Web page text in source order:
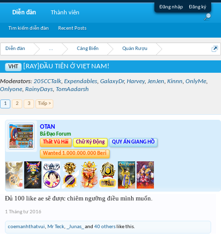
Đăng nhập Đăng ký
Diễn đàn ... Cảng Biển Quán Rượu
VHT [RAY]ĐẦU TIÊN Ở VIỆT NAM!
Moderators: 205CCTalk, Expendables, GalaxyDr, Harvey, JenJen, Kinnn, OnlyMe,
Onlyone, RainyDays, TomAadarsh
1 2 3 Tiếp >
OTAN
Bá Đạo Forum
Thất Vũ Hải
Chữ Ký Động QUY ẨN GIANG HỒ
Wanted 1.000.000.000 Beri
Đủ 100 like ae sẽ được chiêm ngưỡng điều mình muốn.
1 Tháng tư 2016
coemanhthatvui, Mr Teck, _Junas_ and 40 others like this.
Diễn đàn
Tìm kiếm diễn đàn Recent Posts
Thành viên